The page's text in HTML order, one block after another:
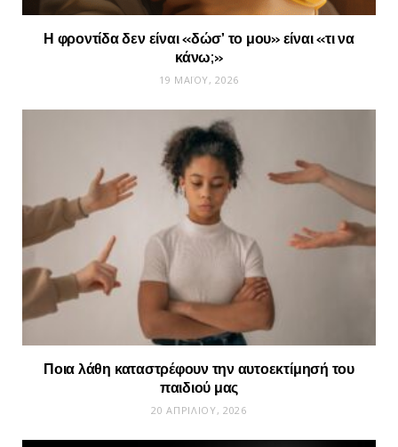
Η φροντίδα δεν είναι «δώσ’ το μου» είναι «τι να
κάνω;»
19 ΜΑΪ́ΟΥ, 2026
Ποια λάθη καταστρέφουν την αυτοεκτίμησή του
παιδιού μας
20 ΑΠΡΙΛΊΟΥ, 2026